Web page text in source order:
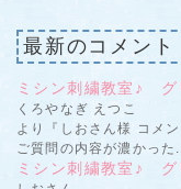
最新のコメント
ミシン刺繍教室♪
くろやなぎ えつこ
より『しおさん様 コメ
ご質問の内容が濃かっ
ミシン刺繍教室♪